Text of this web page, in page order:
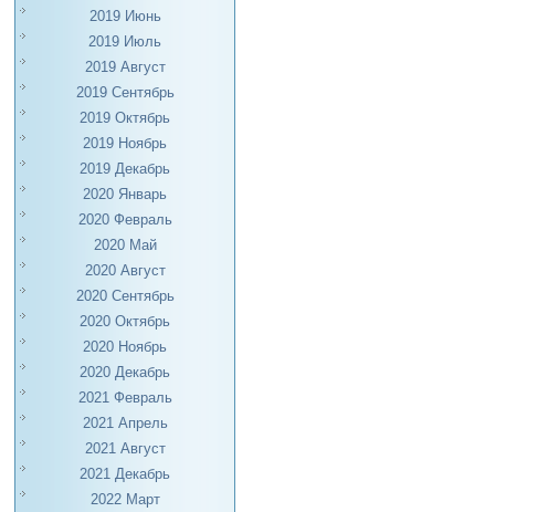
2019 Июнь
2019 Июль
2019 Август
2019 Сентябрь
2019 Октябрь
2019 Ноябрь
2019 Декабрь
2020 Январь
2020 Февраль
2020 Май
2020 Август
2020 Сентябрь
2020 Октябрь
2020 Ноябрь
2020 Декабрь
2021 Февраль
2021 Апрель
2021 Август
2021 Декабрь
2022 Март